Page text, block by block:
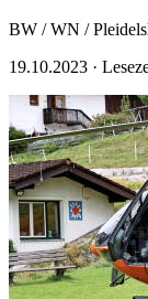
BW / WN /
19.10.2023 ·